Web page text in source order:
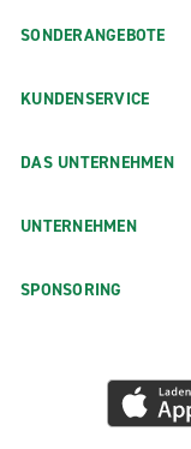
SONDERANGEBOTE
KUNDENSERVICE
DAS UNTERNEHMEN
UNTERNEHMEN
SPONSORING